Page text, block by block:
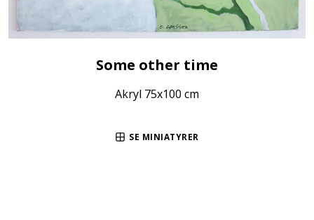
Some other time
Akryl 75x100 cm
SE MINIATYRER